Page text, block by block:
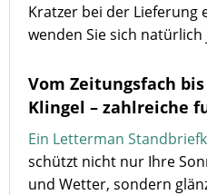
Kratzer bei der Lieferung
wenden Sie sich
Vom Zeitungsfach
Klingel – zahlreiche
Ein Letterman
schützt nicht nur Ihre
und Wetter, sondern